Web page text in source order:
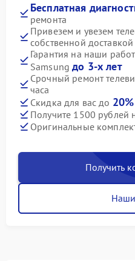
Бесплатная
ремонта
Привезем и увезем
собственной доставкой
Гарантия на наши
Samsungдо 3-х лет
Срочный ремонт
часа
Скидка для вас до 20%
Получите 1500 рублей
Оригинальные
Получить